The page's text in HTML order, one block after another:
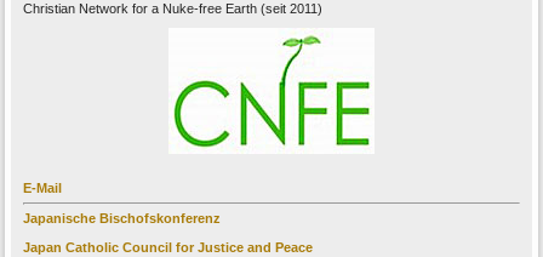
Christian Network for a Nuke-free Earth (seit 2011)
E-Mail
Japanische Bischofskonferenz
Japan Catholic Council for Justice and Peace